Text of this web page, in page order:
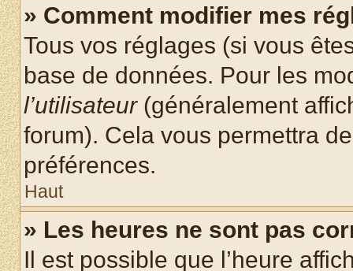
» Comment modifier mes
Tous vos réglages (si vous
base de données. Pour les
l’utilisateur(généralement
forum). Cela vous permettra
préférences.
Haut
» Les heures ne sont pas
Il est possible que l’heure